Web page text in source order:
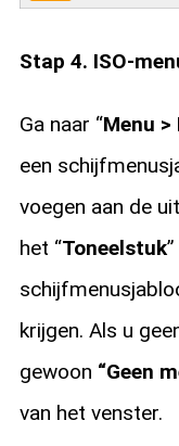
Stap 4. ISO-
Ga naar “Menu >
een
voegen aan de
het “Toneelstuk
krijgen. Als u
gewoon “Geen
van het venster.